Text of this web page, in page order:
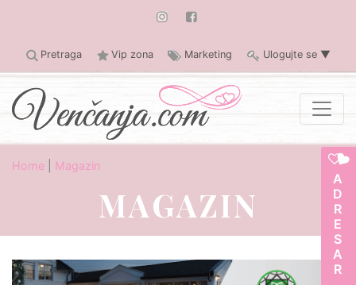
Pretraga Vip zona Marketing Ulogujte se ▼
ADRESAR
Home Magazin
MAGAZIN